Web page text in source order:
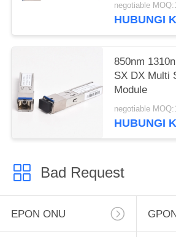
negotiable
HUBUNGI
850nm
SX DX Multi
Module
negotiable
HUBUNGI
Bad Request
EPON ONU